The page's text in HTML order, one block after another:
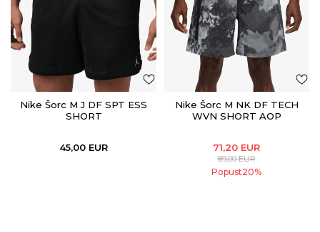
Nike Šorc M J DF SPT ESS
SHORT
45,00 EUR
Nike Šorc M NK DF TECH
WVN SHORT AOP
71,20 EUR
89,00EUR
Popust20%